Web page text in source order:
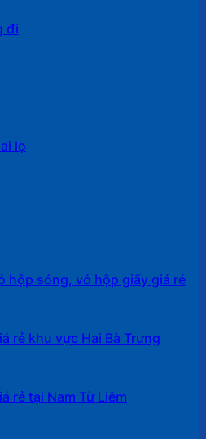
đi
lọ
hộp sóng, vỏ hộp giấy giá rẻ
rẻ khu vực Hai Bà Trưng
rẻ tại Nam Từ Liêm